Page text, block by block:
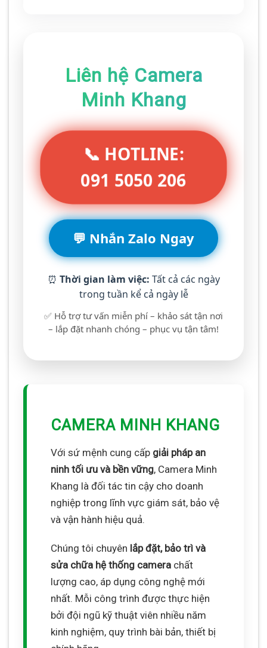
Liên hệ Camera
Minh Khang
📞 HOTLINE:
091 5050 206
💬 Nhắn Zalo Ngay
⏰ Thời gian làm việc: Tất cả các ngày
trong tuần kể cả ngày lễ
✅ Hỗ trợ tư vấn miễn phí – khảo sát tận nơi
– lắp đặt nhanh chóng – phục vụ tận tâm!
CAMERA MINH KHANG
Với sứ mệnh cung cấp giải pháp an
ninh tối ưu và bền vững, Camera Minh
Khang là đối tác tin cậy cho doanh
nghiệp trong lĩnh vực giám sát, bảo vệ
và vận hành hiệu quả.
Chúng tôi chuyên lắp đặt, bảo trì và
sửa chữa hệ thống camera chất
lượng cao, áp dụng công nghệ mới
nhất. Mỗi công trình được thực hiện
bởi đội ngũ kỹ thuật viên nhiều năm
kinh nghiệm, quy trình bài bản, thiết bị